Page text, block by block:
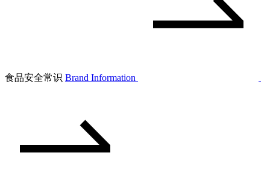
食品安全常识 Brand Information